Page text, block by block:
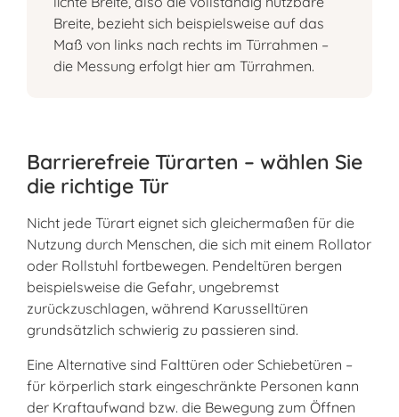
Breite, bezieht sich beispielsweise auf das
Maß von links nach rechts im Türrahmen –
die Messung erfolgt hier am Türrahmen.
Barrierefreie Türarten – wählen Sie
die richtige Tür
Nicht jede Türart eignet sich gleichermaßen für die
Nutzung durch Menschen, die sich mit einem Rollator
oder Rollstuhl fortbewegen. Pendeltüren bergen
beispielsweise die Gefahr, ungebremst
zurückzuschlagen, während Karusselltüren
grundsätzlich schwierig zu passieren sind.
Eine Alternative sind Falttüren oder Schiebetüren –
für körperlich stark eingeschränkte Personen kann
der Kraftaufwand bzw. die Bewegung zum Öffnen